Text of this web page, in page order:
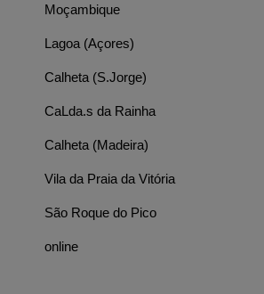
Moçambique
Lagoa (Açores)
Calheta (S.Jorge)
CaLda.s da Rainha
Calheta (Madeira)
Vila da Praia da Vitória
São Roque do Pico
online